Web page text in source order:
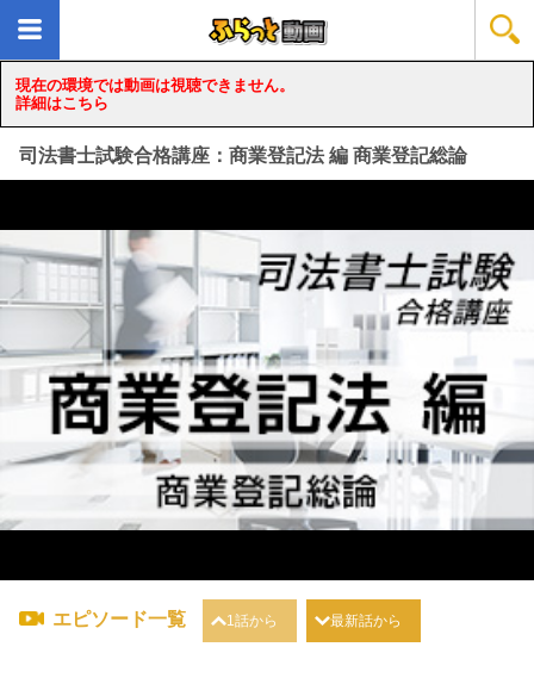
現在の環境では動画は視聴できません。
詳細はこちら
司法書士試験合格講座：商業登記法 編 商業登記総論
loading...
エピソード一覧 1話から 最新話から